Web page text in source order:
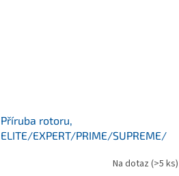
Příruba rotoru,
ELITE/EXPERT/PRIME/SUPREME/
Na dotaz (>5 ks)